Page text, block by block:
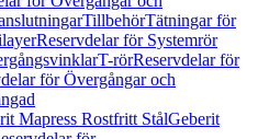
TillbehörTätningar för
Reservdelar för Systemrör
T-rörReservdelar för
för Övergångar och
Mapress Rostfritt StålGeberit